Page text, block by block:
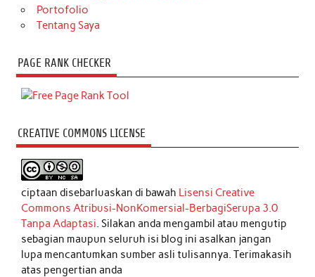
Portofolio
Tentang Saya
PAGE RANK CHECKER
CREATIVE COMMONS LICENSE
ciptaan disebarluaskan di bawah Lisensi Creative
Commons Atribusi-NonKomersial-BerbagiSerupa 3.0
Tanpa Adaptasi . Silakan anda mengambil atau mengutip
sebagian maupun seluruh isi blog ini asalkan jangan
lupa mencantumkan sumber asli tulisannya. Terimakasih
atas pengertian anda